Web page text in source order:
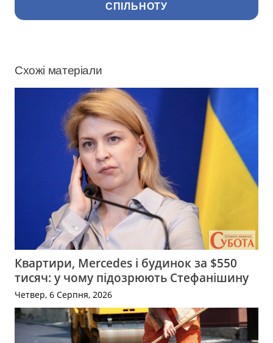
СПІЛЬНОТУ
Схожі матеріали
Квартири, Mercedes і будинок за $550
тисяч: у чому підозрюють Стефанішину
Четвер, 6 Серпня, 2026